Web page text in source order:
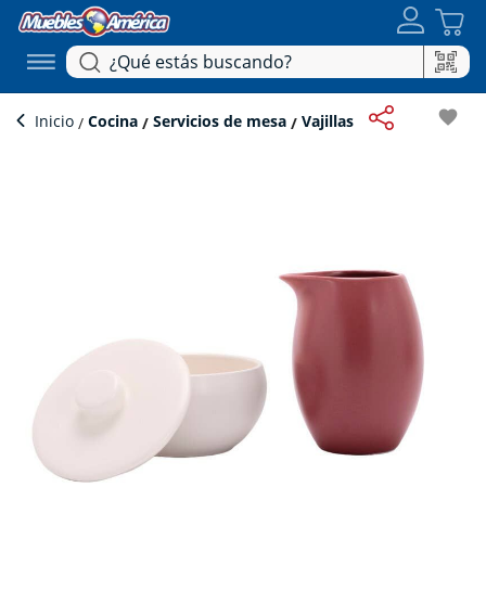
Inicio Cocina Servicios de mesa Vajillas favorite